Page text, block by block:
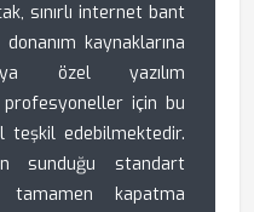
sınırlı internet bant
kaynaklarına
özel yazılım
profesyoneller için bu
teşkil edebilmektedir.
sunduğu standart
kapatma